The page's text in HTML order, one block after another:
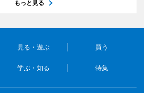
もっと見る
見る・遊ぶ 買う
学ぶ・知る 特集